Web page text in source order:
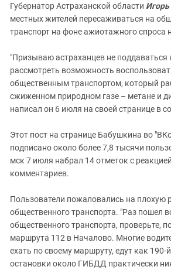
Губернатор Астраханской области
местных жителей пересаживаться на
транспорт на фоне ажиотажного спроса
"Призываю астраханцев не поддаваться
рассмотреть возможность
общественным транспортом, который
сжиженном природном газе – метане и
написал он 6 июля на своей странице в
Этот пост на странице Бабушкина во
подписано около более 7,8 тысячи
мск 7 июля набрал 14 отметок с
комментариев.
Пользователи пожаловались на плохую
общественного транспорта. "Раз пошел
общественного транспорта, проверьте,
маршрута 112 в Началово. Многие
ехать по своему маршруту, едут как 190-
остановки около ГИБДД практически